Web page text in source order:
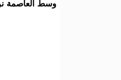
وسط العاصمة